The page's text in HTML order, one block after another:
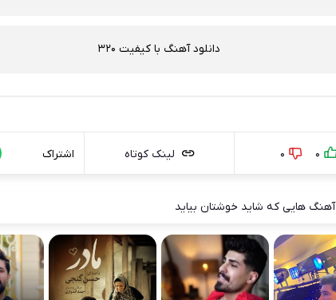
دانلود آهنگ با کیفیت 320
0
0 لینک کوتاه اشتراک
آهنگ هایی که شاید خوشتان بیاید